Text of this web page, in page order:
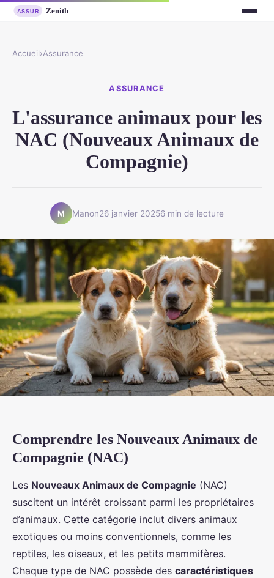
Accueil›Assurance
ASSURANCE
L'assurance animaux pour les
NAC (Nouveaux Animaux de
Compagnie)
M Manon26 janvier 20256 min de lecture
Comprendre les Nouveaux Animaux de
Compagnie (NAC)
Les Nouveaux Animaux de Compagnie (NAC)
suscitent un intérêt croissant parmi les propriétaires
d’animaux. Cette catégorie inclut divers animaux
exotiques ou moins conventionnels, comme les
reptiles, les oiseaux, et les petits mammifères.
Chaque type de NAC possède des caractéristiques